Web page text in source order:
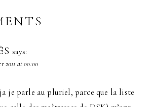
says:
2011 at 00:00
je parle au pluriel, parce que la liste